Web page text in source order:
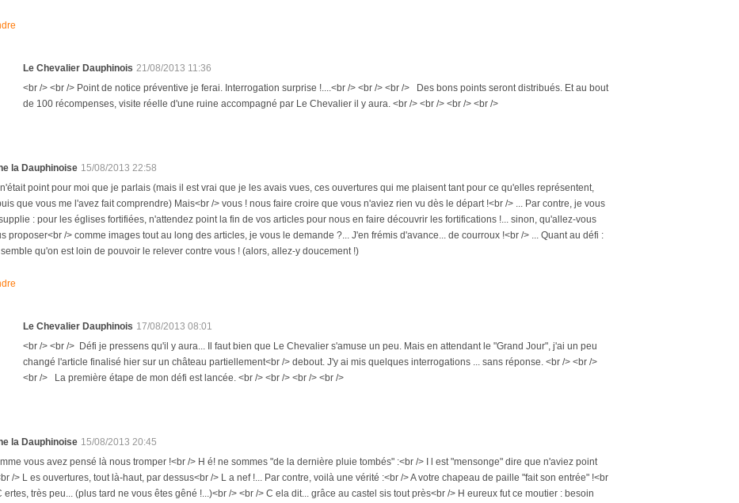
Le Chevalier Dauphinois 21/08/2013 11:36
<br /> <br /> Point de notice préventive je ferai. Interrogation surprise !....<br /> <br /> <br /> Des bons points seront distribués. Et au bout
de 100 récompenses, visite réelle d'une ruine accompagné par Le Chevalier il y aura. <br /> <br /> <br /> <br />
la Dauphinoise 15/08/2013 22:58
point pour moi que je parlais (mais il est vrai que je les avais vues, ces ouvertures qui me plaisent tant pour ce qu'elles représentent,
que vous me l'avez fait comprendre) Mais<br /> vous ! nous faire croire que vous n'aviez rien vu dès le départ !<br /> ... Par contre, je vous
: pour les églises fortifiées, n'attendez point la fin de vos articles pour nous en faire découvrir les fortifications !... sinon, qu'allez-vous
proposer<br /> comme images tout au long des articles, je vous le demande ?... J'en frémis d'avance... de courroux !<br /> ... Quant au défi :
qu'on est loin de pouvoir le relever contre vous ! (alors, allez-y doucement !)
Le Chevalier Dauphinois 17/08/2013 08:01
<br /> <br /> Défi je pressens qu'il y aura... Il faut bien que Le Chevalier s'amuse un peu. Mais en attendant le "Grand Jour", j'ai un peu
changé l'article finalisé hier sur un château partiellement<br /> debout. J'y ai mis quelques interrogations ... sans réponse. <br /> <br />
<br /> La première étape de mon défi est lancée. <br /> <br /> <br /> <br />
la Dauphinoise 15/08/2013 20:45
vous avez pensé là nous tromper !<br /> H é! ne sommes "de la dernière pluie tombés" :<br /> I l est "mensonge" dire que n'aviez point
/> L es ouvertures, tout là-haut, par dessus<br /> L a nef !... Par contre, voilà une vérité :<br /> A votre chapeau de paille "fait son entrée" !<br
ertes, très peu... (plus tard ne vous êtes gêné !...)<br /> <br /> C ela dit... grâce au castel sis tout près<br /> H eureux fut ce moutier : besoin